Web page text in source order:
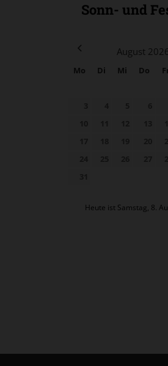
Sonn- und
August
Mo Di Mi Do
Heute ist Samstag, 8.